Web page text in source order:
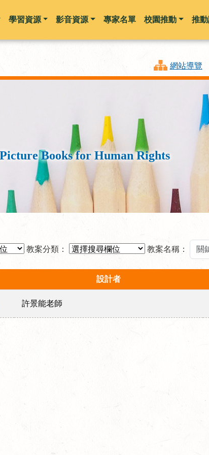
跳到主要內容
學習資源 影音資源 專家名單 校園推動 推
網站導覽
Books for Human Rights
教案分類： 教案名稱：
設計者
許景能老師